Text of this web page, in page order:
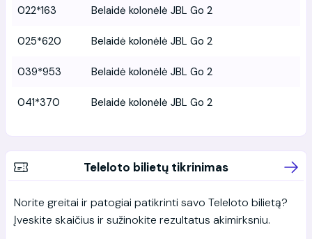
022*163 Belaidė kolonėlė JBL Go 2
025*620 Belaidė kolonėlė JBL Go 2
039*953 Belaidė kolonėlė JBL Go 2
041*370 Belaidė kolonėlė JBL Go 2
Teleloto bilietų tikrinimas
Norite greitai ir patogiai patikrinti savo Teleloto bilietą?
Įveskite skaičius ir sužinokite rezultatus akimirksniu.